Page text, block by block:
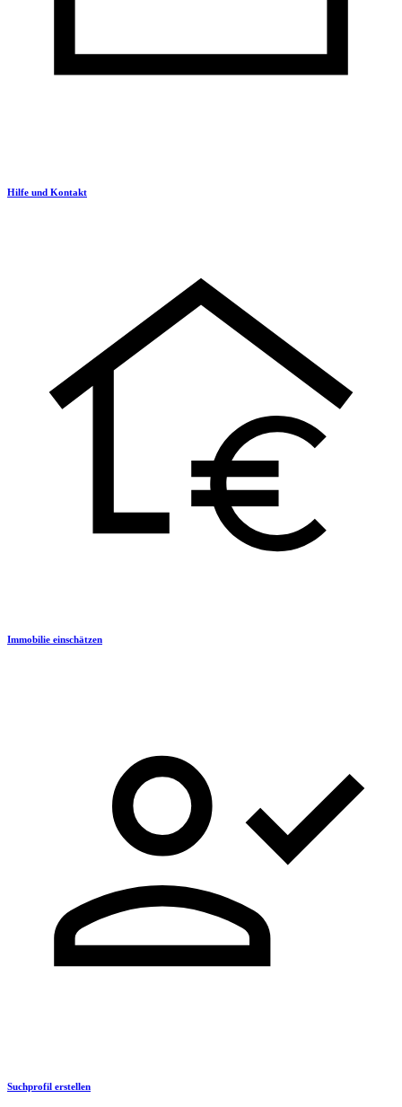
Hilfe und Kontakt
Immobilie einschätzen
Suchprofil erstellen